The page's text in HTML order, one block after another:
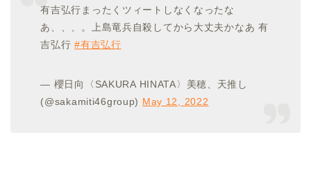
有吉弘行まったくツィートしなくなったな
あ、、、。上島竜兵自殺してから大丈夫かなあ 有
吉弘行#有吉弘行
— 櫻日向〈SAKURA HINATA〉美穂、天推し
(@sakamiti46group) May 12, 2022